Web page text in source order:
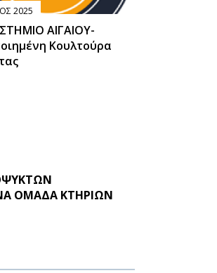
2025
ΑΙΓΑΙΟΥ-
Κουλτούρα
ΟΜΑΔΑ ΚΤΗΡΙΩΝ